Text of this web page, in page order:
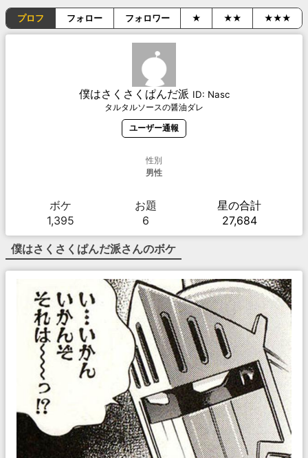
プロフ フォロー フォロワー ★ ★★ ★★★
僕はさくさくぱんだ派 ID: Nasc
タルタルソースの醤油ダレ
ユーザー通報
性別
男性
ボケ
1,395
お題
6
星の合計
27,684
僕はさくさくぱんだ派さんのボケ